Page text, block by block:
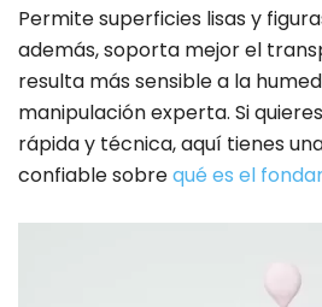
Permite superficies lisas y
además, soporta mejor el
resulta más sensible a la
manipulación experta. Si
rápida y técnica, aquí tienes
confiable sobrequé es el